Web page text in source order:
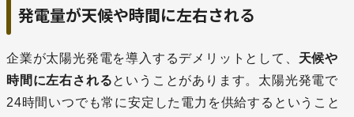
発電量が天候や時間に左右される
企業が太陽光発電を導入するデメリットとして、 天候や
時間に左右されるということがあります。太陽光発電で
24時間いつでも常に安定した電力を供給するということ